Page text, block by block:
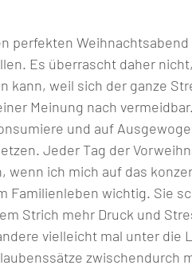
perfekten
Es überrascht daher
kann, weil sich der ganze
Meinung nach
und auf
Jeder Tag der
wenn ich mich auf das
Familienleben wichtig. Sie
Strich mehr Druck und
vielleicht mal unter die
zwischendurch